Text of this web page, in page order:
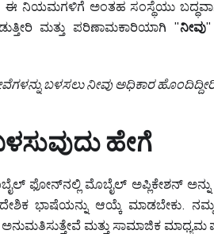
ಈ ನಿಯಮಗಳಿಗೆ ಅಂತಹ ಸಂಸ್ಥೆಯು
ಮತ್ತು ಪರಿಣಾಮಕಾರಿಯಾಗಿ "ನೀವು"
ಬಳಸಲು ನೀವು ಅಧಿಕಾರ
ಹೇಗೆ
ಫೋನ್‌ನಲ್ಲಿ ಮೊಬೈಲ್ ಅಪ್ಲಿಕೇಶನ್ ಅನ್ನು
ಭಾಷೆಯನ್ನು ಆಯ್ಕೆ ಮಾಡಬೇಕು.
ಮತ್ತು ಸಾಮಾಜಿಕ ಮಾಧ್ಯಮ